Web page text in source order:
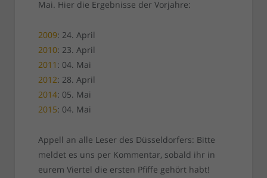
Mai. Hier die Ergebnisse der Vorjahre:
2009: 24. April
2010: 23. April
2011 : 04. Mai
2012: 28. April
2014: 05. Mai
2015: 04. Mai
Appell an alle Leser des Düsseldorfers: Bitte
meldet es uns per Kommentar, sobald ihr in
eurem Viertel die ersten Pfiffe gehört habt!